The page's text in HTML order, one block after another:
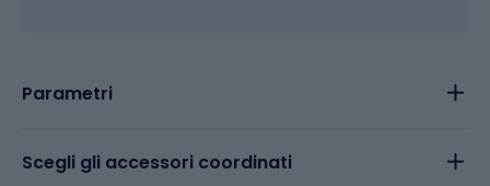
Parametri
Scegli gli accessori coordinati